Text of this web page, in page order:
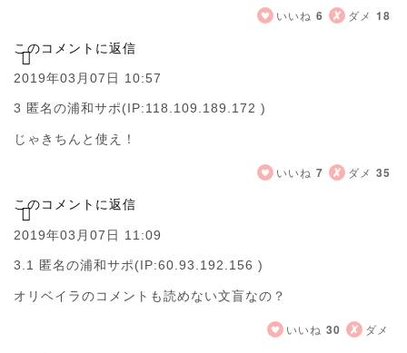
いいね 6 ダメ 18
このコメントに返信
2019年03月07日 10:57
3 匿名の浦和サポ(IP:118.109.189.172 )
じゃきちんと使え！
いいね 7 ダメ 35
このコメントに返信
2019年03月07日 11:09
3.1 匿名の浦和サポ(IP:60.93.192.156 )
オリベイラのコメントも読めない文盲なの？
いいね 30 ダメ